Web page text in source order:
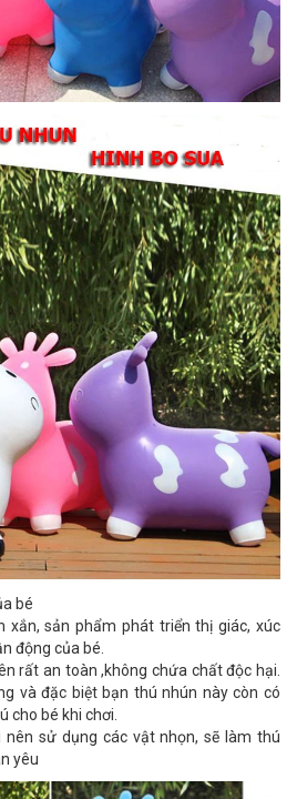
bé
xắn, sản phẩm phát triển thị giác, xúc
động của bé.
rất an toàn ,không chứa chất độc hại.
và đặc biệt bạn thú nhún này còn có
cho bé khi chơi.
nên sử dụng các vật nhọn, sẽ làm thú
yêu